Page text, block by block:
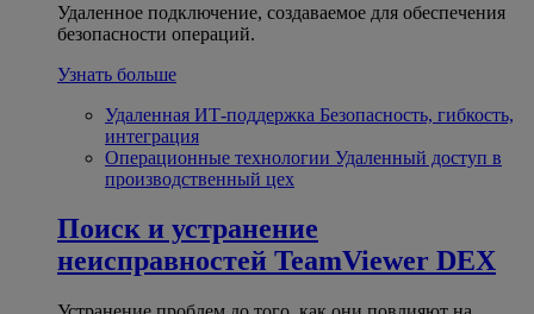
Удаленное подключение, создаваемое для обеспечения
безопасности операций.
Узнать больше
Удаленная ИТ-поддержка Безопасность, гибкость,
интеграция
Операционные технологии Удаленный доступ в
производственный цех
Поиск и устранение
неисправностей TeamViewer DEX